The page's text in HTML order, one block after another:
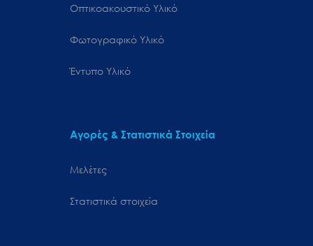
Οπτικοακουστικό Υλικό
Φωτογραφικό Υλικό
Έντυπο Υλικό
Αγορές & Στατιστικά Στοιχεία
Μελέτες
Στατιστικά στοιχεία